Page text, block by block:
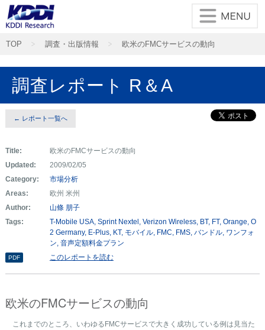
TOP 調査・出版情報 欧米のFMCサービスの動向
調査レポート R＆A
← レポート一覧へ
Title:
欧米のFMCサービスの動向
Updated:
2009/02/05
Category:
市場分析
Areas:
欧州 米州
Author:
山條 朋子
Tags:
T-Mobile USA Sprint Nextel Verizon Wireless BT FT Orange O
2 Germany E-Plus KT モバイル FMC FMS バンドル ワンフォ
ン 音声定額料金プラン
PDF このレポートを読む
欧米のFMCサービスの動向
これまでのところ、いわゆるFMCサービスで大きく成功している例は見当た